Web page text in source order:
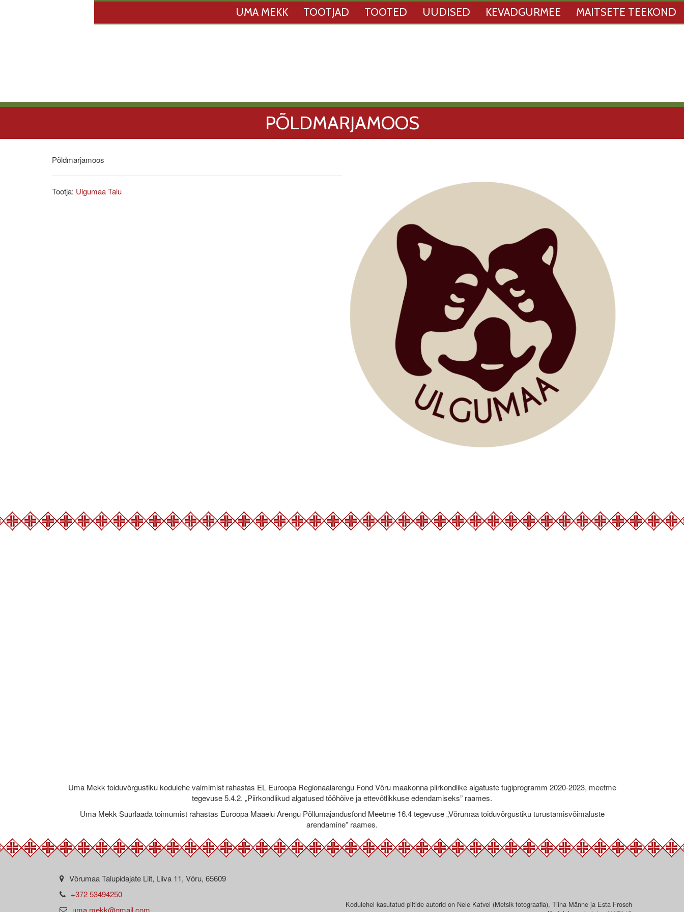
UMA MEKK TOOTJAD TOOTED UUDISED KEVADGURMEE MAITSETE TEEKOND
PÕLDMARJAMOOS
Põldmarjamoos
Tootja: Ulgumaa Talu
Uma Mekk toiduvõrgustiku kodulehe valmimist rahastas EL Euroopa Regionaalarengu Fond Võru maakonna piirkondlike algatuste tugiprogramm 2020-2023, meetme
tegevuse 5.4.2. „Piirkondlikud algatused tööhõive ja ettevõtlikkuse edendamiseks” raames.
Uma Mekk Suurlaada toimumist rahastas Euroopa Maaelu Arengu Põllumajandusfond Meetme 16.4 tegevuse „Võrumaa toiduvõrgustiku turustamisvõimaluste
arendamine” raames.
Võrumaa Talupidajate Liit, Liiva 11, Võru, 65609
+372 53494250
uma.mekk@gmail.com
Kodulehel kasutatud piltide autorid on Nele Katvel (Metsik fotograafia), Tiina Männe ja Esta Frosch